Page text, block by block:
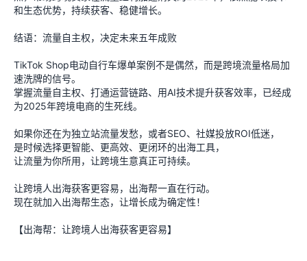
和生态优势，持续获客、稳健增长。
结语：流量自主权，决定未来五年成败
TikTok Shop电动自行车爆单案例不是偶然，而是跨境流量格局加
速洗牌的信号。
掌握流量自主权、打通运营链路、用AI技术提升获客效率，已经成
为2025年跨境电商的生死线。
如果你还在为独立站流量发愁，或者SEO、社媒投放ROI低迷，
是时候选择更智能、更高效、更闭环的出海工具，
让流量为你所用，让跨境生意真正可持续。
让跨境人出海获客更容易，出海帮一直在行动。
现在就加入出海帮生态，让增长成为确定性！
【出海帮：让跨境人出海获客更容易】